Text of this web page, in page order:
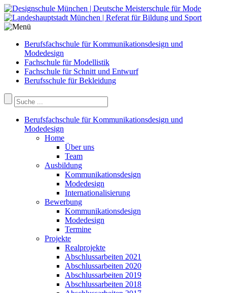
Berufsfachschule für Kommunikationsdesign und
Modedesign
Fachschule für Modellistik
Fachschule für Schnitt und Entwurf
Berufsschule für Bekleidung
Berufsfachschule für Kommunikationsdesign und
Modedesign
Home
Über uns
Team
Ausbildung
Kommunikationsdesign
Modedesign
Internationalisierung
Bewerbung
Kommunikationsdesign
Modedesign
Termine
Projekte
Realprojekte
Abschlussarbeiten 2021
Abschlussarbeiten 2020
Abschlussarbeiten 2019
Abschlussarbeiten 2018